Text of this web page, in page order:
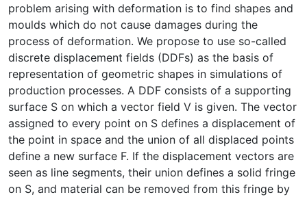
problem arising with deformation is to find shapes and
moulds which do not cause damages during the
process of deformation. We propose to use so-called
discrete displacement fields (DDFs) as the basis of
representation of geometric shapes in simulations of
production processes. A DDF consists of a supporting
surface S on which a vector field V is given. The vector
assigned to every point on S defines a displacement of
the point in space and the union of all displaced points
define a new surface F. If the displacement vectors are
seen as line segments, their union defines a solid fringe
on S, and material can be removed from this fringe by